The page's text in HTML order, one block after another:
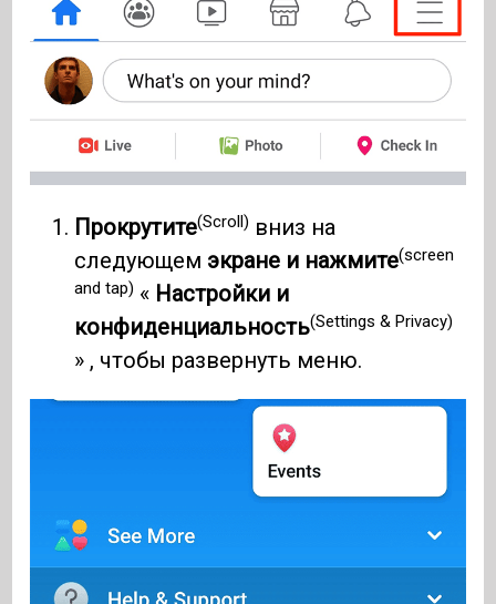
Прокрутите(Scroll) вниз на
следующем экране и нажмите(screen
and tap) « Настройки и
конфиденциальность(Settings & Privacy)
» , чтобы развернуть меню.